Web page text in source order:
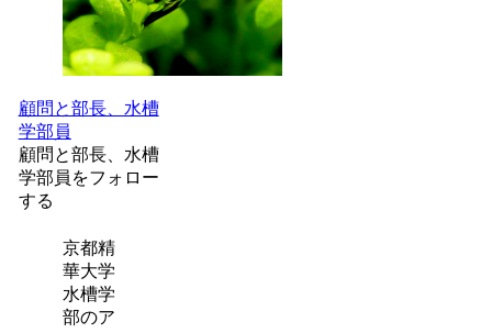
顧問と部長、水槽
学部員
顧問と部長、水槽
学部員をフォロー
する
京都精
華大学
水槽学
部のア